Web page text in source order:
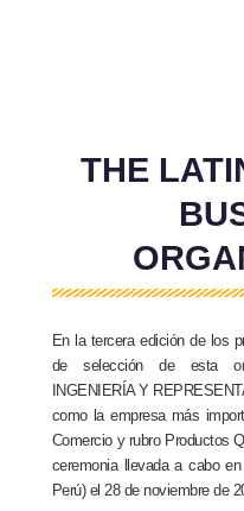
THE
En la tercera edición de los
de selección de esta
INGENIERÍA Y
como la empresa más
Comercio y rubro Productos
ceremonia llevada a cabo
Perú) el 28 de noviembre de